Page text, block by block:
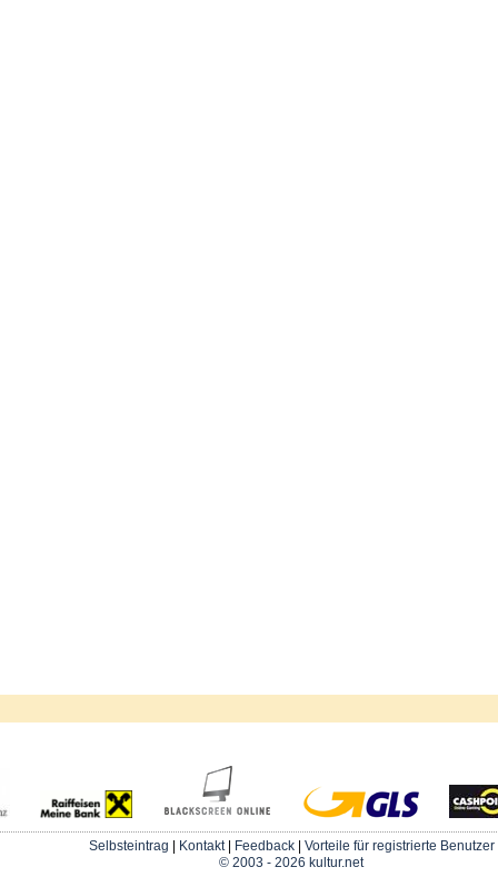
Selbsteintrag Kontakt| Feedback| Vorteile für registrierte Benutzer
© 2003 - 2026 kultur.net